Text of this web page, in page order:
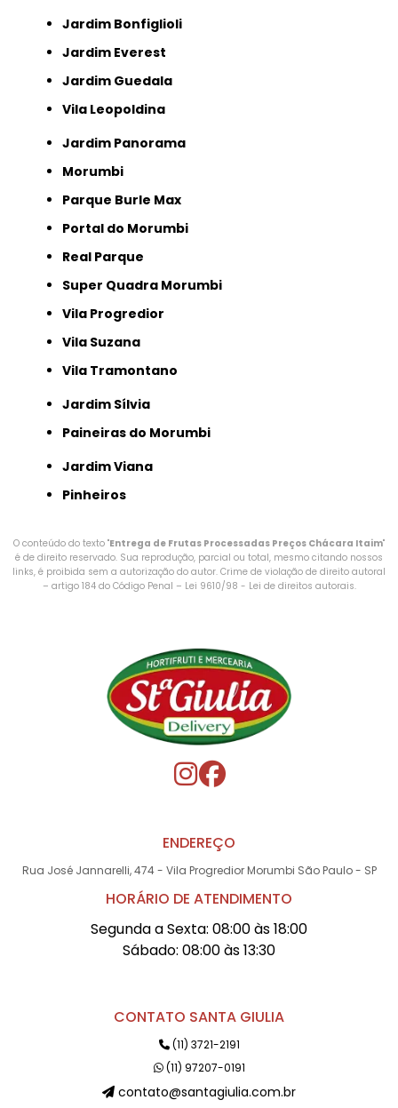
Jardim Bonfiglioli
Jardim Everest
Jardim Guedala
Vila Leopoldina
Jardim Panorama
Morumbi
Parque Burle Max
Portal do Morumbi
Real Parque
Super Quadra Morumbi
Vila Progredior
Vila Suzana
Vila Tramontano
Jardim Sílvia
Paineiras do Morumbi
Jardim Viana
Pinheiros
O conteúdo do texto "Entrega de Frutas Processadas Preços Chácara Itaim"
é de direito reservado. Sua reprodução, parcial ou total, mesmo citando nossos
links, é proibida sem a autorização do autor. Crime de violação de direito autoral
– artigo 184 do Código Penal – Lei 9610/98 - Lei de direitos autorais.
ENDEREÇO
Rua José Jannarelli, 474 - Vila Progredior Morumbi São Paulo - SP
HORÁRIO DE ATENDIMENTO
Segunda a Sexta: 08:00 às 18:00
Sábado: 08:00 às 13:30
CONTATO SANTA GIULIA
(11) 3721-2191
(11) 97207-0191
contato@santagiulia.com.br